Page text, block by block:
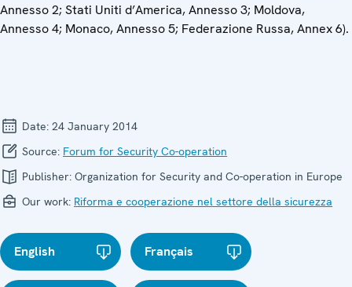
Annesso 2; Stati Uniti d’America, Annesso 3; Moldova,
Annesso 4; Monaco, Annesso 5; Federazione Russa, Annex 6).
Date: 24 January 2014
Source: Forum for Security Co-operation
Publisher: Organization for Security and Co-operation in Europe
Our work: Riforma e cooperazione nel settore della sicurezza
English Français